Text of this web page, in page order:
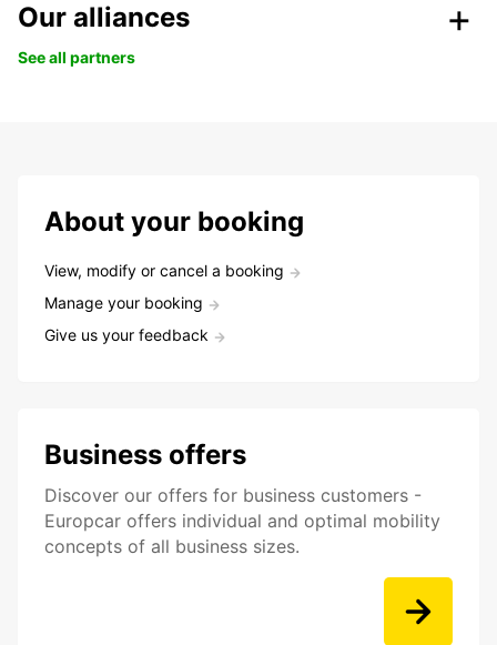
Our alliances
See all partners
About your booking
View, modify or cancel a booking
Manage your booking
Give us your feedback
Business offers
Discover our offers for business customers -
Europcar offers individual and optimal mobility
concepts of all business sizes.